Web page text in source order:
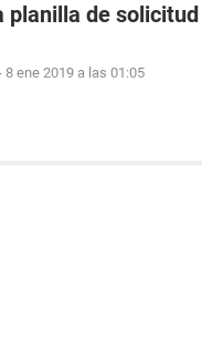
planilla de
8 ene 2019 a las 01:05